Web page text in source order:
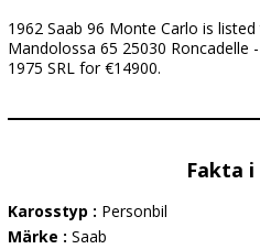
1962 Saab 96 Monte Carlo is
Mandolossa 65 25030 Roncadelle
1975 SRL for €14900.
Fakta i
Karosstyp : Personbil
Märke : Saab